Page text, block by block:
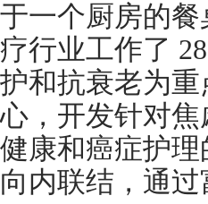
于一个厨房的餐
疗行业工作了
护和抗衰老为
心，开发针对
健康和癌症护
向内联结，通